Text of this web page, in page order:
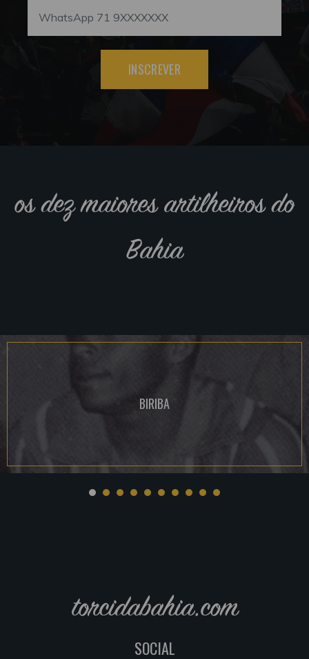
INSCREVER
os dez maiores artilheiros do
Bahia
BIRIBA
torcidabahia.com
SOCIAL